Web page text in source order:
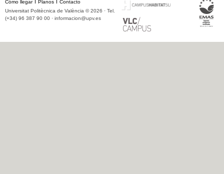
Cómo llegar Planos
Contacto
Universitat Politècnica de València © 2026 · Tel.
(+34) 96 387 90 00 · informacion@upv.es